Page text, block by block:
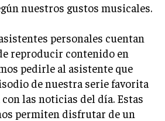
nuestros gustos musicales.
personales cuentan
reproducir contenido en
pedirle al asistente que
de nuestra serie favorita
las noticias del día. Estas
permiten disfrutar de un